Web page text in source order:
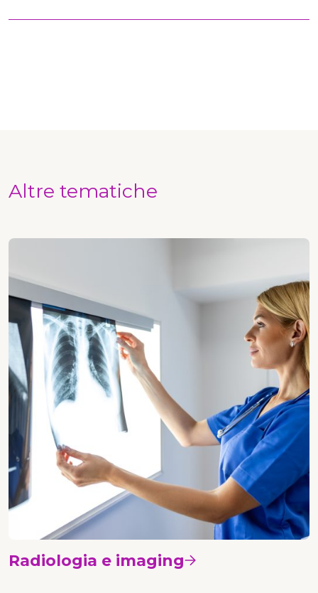
Altre tematiche
Radiologia e imaging
Radiologia e imaging Vedi i corsi